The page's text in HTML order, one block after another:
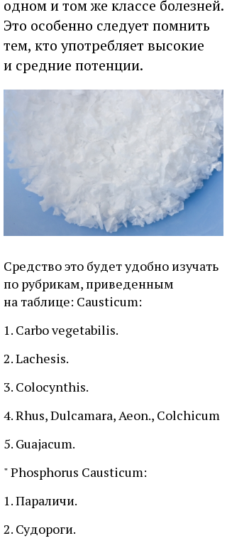
одном и том же классе болезней.
Это особенно следует помнить
тем, кто употребляет высокие
и средние потенции.
Средство это будет удобно изучать
по рубрикам, приведенным
на таблице: Causticum:
1. Carbo vegetabilis.
2. Lachesis.
3. Colocynthis.
4. Rhus, Dulcamara, Aeon., Colchicum
5. Guajacum.
" Phosphorus Causticum:
1. Параличи.
2. Судороги.